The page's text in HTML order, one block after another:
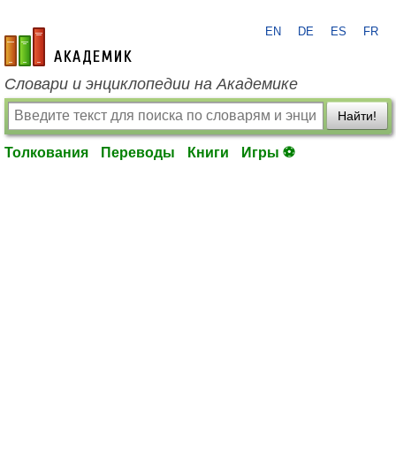
academic.ru
EN DE ES FR
Словари и энциклопедии на Академике
Найти!
Толкования Переводы Книги Игры ⚽